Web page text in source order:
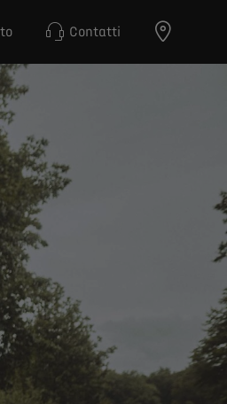
Contatti